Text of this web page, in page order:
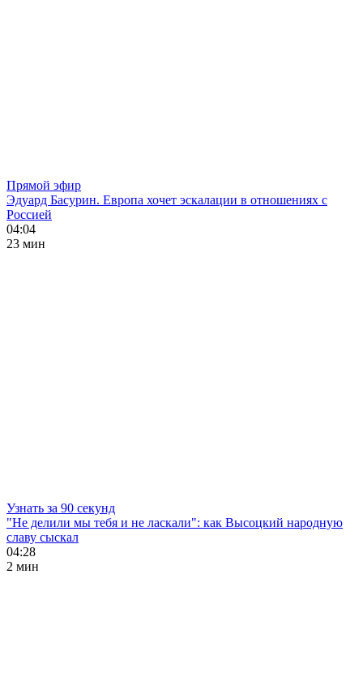
Прямой эфир
Эдуард Басурин. Европа хочет эскалации в отношениях с
Россией
04:04
23 мин
Узнать за 90 секунд
"Не делили мы тебя и не ласкали": как Высоцкий народную
славу сыскал
04:28
2 мин